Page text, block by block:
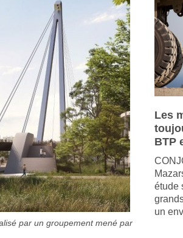
par un groupement mené par
Les
BTP
étude
un